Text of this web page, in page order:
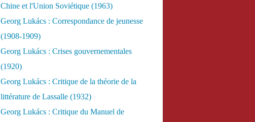
Chine et l'Union Soviétique (1963)
Georg Lukács : Correspondance de jeunesse
(1908-1909)
Georg Lukács : Crises gouvernementales
(1920)
Georg Lukács : Critique de la théorie de la
littérature de Lassalle (1932)
Georg Lukács : Critique du Manuel de